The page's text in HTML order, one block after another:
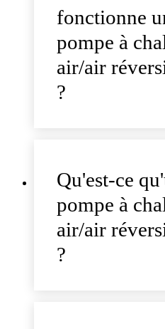
fonctionne
pompe à
air/air
?
Qu'est-ce
pompe à
air/air
?